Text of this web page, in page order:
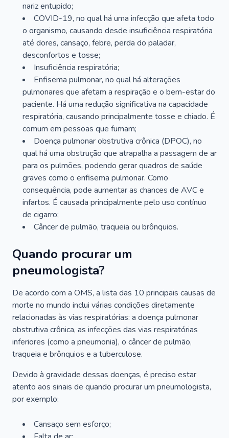
nariz entupido;
COVID-19, no qual há uma infecção que afeta todo
o organismo, causando desde insuficiência respiratória
até dores, cansaço, febre, perda do paladar,
desconfortos e tosse;
Insuficiência respiratória;
Enfisema pulmonar, no qual há alterações
pulmonares que afetam a respiração e o bem-estar do
paciente. Há uma redução significativa na capacidade
respiratória, causando principalmente tosse e chiado. É
comum em pessoas que fumam;
Doença pulmonar obstrutiva crônica (DPOC), no
qual há uma obstrução que atrapalha a passagem de ar
para os pulmões, podendo gerar quadros de saúde
graves como o enfisema pulmonar. Como
consequência, pode aumentar as chances de AVC e
infartos. É causada principalmente pelo uso contínuo
de cigarro;
Câncer de pulmão, traqueia ou brônquios.
Quando procurar um
pneumologista?
De acordo com a OMS, a lista das 10 principais causas de
morte no mundo inclui várias condições diretamente
relacionadas às vias respiratórias: a doença pulmonar
obstrutiva crônica, as infecções das vias respiratórias
inferiores (como a pneumonia), o câncer de pulmão,
traqueia e brônquios e a tuberculose.
Devido à gravidade dessas doenças, é preciso estar
atento aos sinais de quando procurar um pneumologista,
por exemplo:
Cansaço sem esforço;